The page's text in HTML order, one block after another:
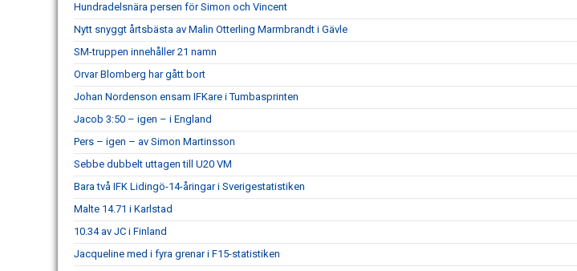
Hundradelsnära persen för Simon och Vincent
Nytt snyggt årtsbästa av Malin Otterling Marmbrandt i Gävle
SM-truppen innehåller 21 namn
Orvar Blomberg har gått bort
Johan Nordenson ensam IFKare i Tumbasprinten
Jacob 3:50 – igen – i England
Pers – igen – av Simon Martinsson
Sebbe dubbelt uttagen till U20 VM
Bara två IFK Lidingö-14-åringar i Sverigestatistiken
Malte 14.71 i Karlstad
10.34 av JC i Finland
Jacqueline med i fyra grenar i F15-statistiken